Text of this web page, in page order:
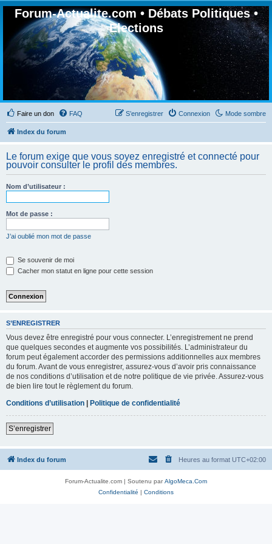
Forum-Actualite.com • Débats Politiques •
Elections
Faire un don Mode sombre
FAQ Connexion
S’enregistrer
Index du forum
Le forum exige que vous soyez enregistré et connecté pour
pouvoir consulter le profil des membres.
Nom d’utilisateur :
Mot de passe :
J’ai oublié mon mot de passe
Se souvenir de moi
Cacher mon statut en ligne pour cette session
S’ENREGISTRER
Vous devez être enregistré pour vous connecter. L’enregistrement ne prend
que quelques secondes et augmente vos possibilités. L’administrateur du
forum peut également accorder des permissions additionnelles aux membres
du forum. Avant de vous enregistrer, assurez-vous d’avoir pris connaissance
de nos conditions d’utilisation et de notre politique de vie privée. Assurez-vous
de bien lire tout le règlement du forum.
Conditions d’utilisation | Politique de confidentialité
S’enregistrer
Index du forum Heures au format UTC+02:00
Forum-Actualite.com | Soutenu parAlgoMeca.Com
Confidentialité | Conditions